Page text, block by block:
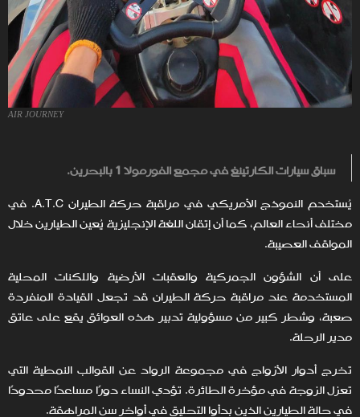
AIR JOURNEY
سباق سيارات الكارتينغ في مجمع الفورمولا 1 بالبحرين.
يُستخدم النموذج الأمريكي في مراقبة حركة الطيران A.T.C. في
مختلف أنحاء العالم، كما أن إتقان اللغة الإنجليزية يُعين الطيارين خلال
المواقف العصيبة.
على أن الشؤون الجمركية والعقبات الأرضية واللكنات المحلية
المستخدمة عند مراقبة حركة الطيران قد تجعل القيادة المنفردة
صعبة، وشطر كبير من مسؤولية تدبير هذه العوائق يقع على عاتق
مدير الرحلة.
تخرج أدوار الأزواج في مجموعة الرواد عن القوالب النمطية التي
تعزل الزوجة في مؤخرة الطائرة. تؤدي النساء دورًا مساعدًا محدودًا
في حالة الطيارين الذين بدأوا التحليق في أواخر سن المراهقة.